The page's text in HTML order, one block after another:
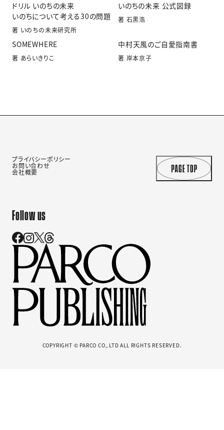
ドリル いのちの未来
いのちについて考える30の問題
著 いのちの未来研究所
いのちの未来 公式図録
著 石黒浩
SOMEWHERE
著 あらいきりこ
中村天風のご自愛指南書
著 岸本京子
プライバシーポリシー
お問い合わせ
会社概要
Follow us
COPYRIGHT © PARCO CO,.LTD ALL RIGHTS RESERVED.